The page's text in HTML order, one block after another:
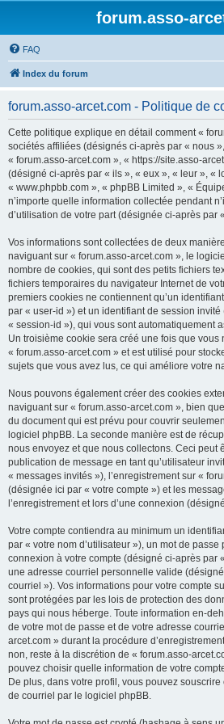
forum.asso-
FAQ
Index du forum
forum.asso-arcet.com - Politique de
Cette politique explique en détail comment «
sociétés affiliées (désignés ci-après par « nous
« forum.asso-arcet.com », « https://site.asso-
(désigné ci-après par « ils », « eux », « leur », «
« www.phpbb.com », « phpBB Limited », «
n’importe quelle information collectée pendant
d’utilisation de votre part (désignée ci-après par
Vos informations sont collectées de deux
naviguant sur « forum.asso-arcet.com », le
nombre de cookies, qui sont des petits fichiers
fichiers temporaires du navigateur Internet de
premiers cookies ne contiennent qu’un
par « user-id ») et un identifiant de session
« session-id »), qui vous sont automatiquement
Un troisième cookie sera créé une fois que vous
« forum.asso-arcet.com » et est utilisé pour
sujets que vous avez lus, ce qui améliore votre
Nous pouvons également créer des cookies
naviguant sur « forum.asso-arcet.com », bien
du document qui est prévu pour couvrir
logiciel phpBB. La seconde manière est de
nous envoyez et que nous collectons. Ceci peut
publication de message en tant qu’utilisateur
« messages invités »), l’enregistrement sur «
(désignée ici par « votre compte ») et les
l’enregistrement et lors d’une connexion
Votre compte contiendra au minimum un
par « votre nom d’utilisateur »), un mot de
connexion à votre compte (désigné ci-après par
une adresse courriel personnelle valide
courriel »). Vos informations pour votre compte
sont protégées par les lois de protection des
pays qui nous héberge. Toute information en-
de votre mot de passe et de votre adresse
arcet.com » durant la procédure
non, reste à la discrétion de « forum.asso-
pouvez choisir quelle information de votre
De plus, dans votre profil, vous pouvez
de courriel par le logiciel phpBB.